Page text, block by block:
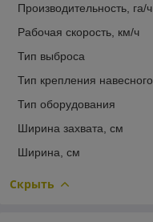
Производительность, га/ч
Рабочая скорость, км/ч
Тип выброса
Тип крепления навесного
Тип оборудования
Ширина захвата, см
Ширина, см
Скрыть